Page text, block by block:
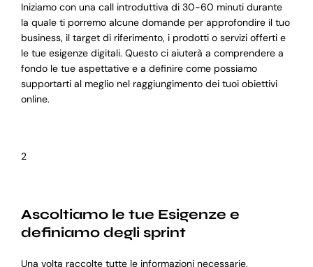
Iniziamo con una call introduttiva di 30-60 minuti durante
la quale ti porremo alcune domande per approfondire il tuo
business, il target di riferimento, i prodotti o servizi offerti e
le tue esigenze digitali. Questo ci aiuterà a comprendere a
fondo le tue aspettative e a definire come possiamo
supportarti al meglio nel raggiungimento dei tuoi obiettivi
online.
2
Ascoltiamo le tue Esigenze e
definiamo degli sprint
Una volta raccolte tutte le informazioni necessarie,